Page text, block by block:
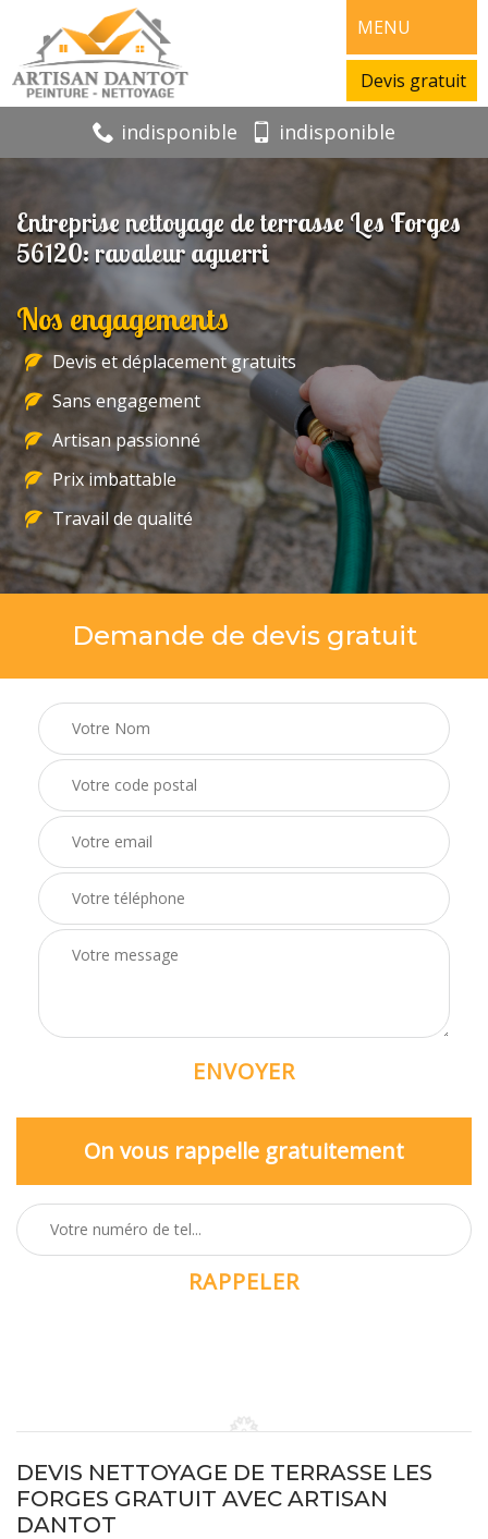
MENU
Devis gratuit
indisponible indisponible
Entreprise nettoyage de terrasse Les Forges
56120: ravaleur aguerri
Nos engagements
Devis et déplacement gratuits
Sans engagement
Artisan passionné
Prix imbattable
Travail de qualité
Demande de devis gratuit
On vous rappelle gratuitement
DEVIS NETTOYAGE DE TERRASSE LES
FORGES GRATUIT AVEC ARTISAN
DANTOT